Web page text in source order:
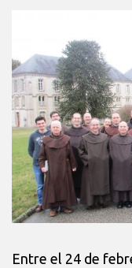
Entre el 24 de